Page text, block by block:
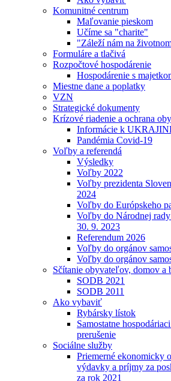
Komunitné centrum
Maľovanie pieskom
Učíme sa "charite"
"Záleží nám na
Formuláre a tlačivá
Rozpočtové hospodárenie
Hospodárenie s
Miestne dane a poplatky
VZN
Strategické dokumenty
Krízové riadenie a ochrana
Informácie k
Pandémia Covid-19
Voľby a referendá
Výsledky
Voľby 2022
Voľby prezidenta
2024
Voľby do Európskeho
Voľby do Národnej
30. 9. 2023
Referendum 2026
Voľby do orgánov
Voľby do orgánov
Sčítanie obyvateľov, domov a
SODB 2021
SODB 2011
Ako vybaviť
Rybársky lístok
Samostatne
prerušenie
Sociálne služby
Priemerné ekonomicky
výdavky a príjmy za
za rok 2021